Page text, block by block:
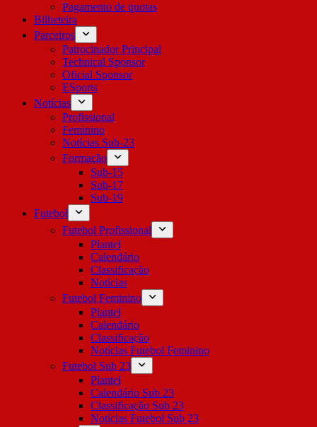
Pagamento de quotas
Bilheteira
Parceiros
Patrocinador Principal
Technical Sponsor
Oficial Sponsor
ESports
Notícias
Profissional
Feminino
Notícias Sub-23
Formação
Sub-15
Sub-17
Sub-19
Futebol
Futebol Profissional
Plantel
Calendário
Classificação
Notícias
Futebol Feminino
Plantel
Calendário
Classificação
Notícias Futebol Feminino
Futebol Sub 23
Plantel
Calendário Sub 23
Classificação Sub 23
Notícias Futebol Sub 23